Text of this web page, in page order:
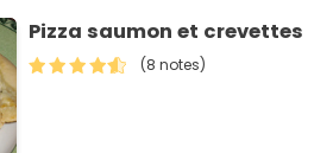
Pizza saumon et crevettes
(8 notes)